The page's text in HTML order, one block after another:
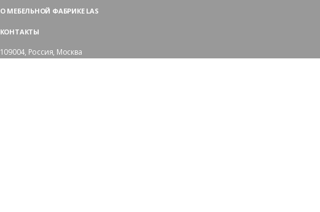
О МЕБЕЛЬНОЙ ФАБРИКЕ LAS
КОНТАКТЫ
109004, Россия, Москва